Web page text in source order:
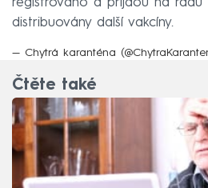
registrováno a přijdou na řadu
distribuovány další vakcíny.
— Chytrá karanténa
Čtěte také